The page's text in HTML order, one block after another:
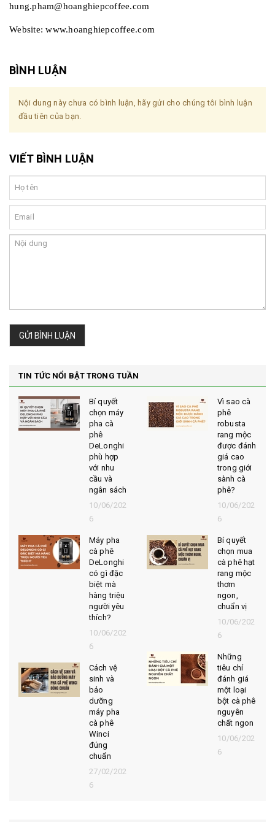
hung.pham@hoanghiepcoffee.com
Website: www.hoanghiepcoffee.com
BÌNH LUẬN
Nội dung này chưa có bình luận, hãy gửi cho chúng tôi bình luận
đầu tiên của bạn.
VIẾT BÌNH LUẬN
GỬI BÌNH LUẬN
TIN TỨC NỔI BẬT TRONG TUẦN
Bí quyết
chọn máy
pha cà
phê
DeLonghi
phù hợp
với nhu
cầu và
ngân sách
10/06/202
6
Máy pha
cà phê
DeLonghi
có gì đặc
biệt mà
hàng triệu
người yêu
thích?
10/06/202
6
Cách vệ
sinh và
bảo
dưỡng
máy pha
cà phê
Winci
đúng
chuẩn
27/02/202
6
Vì sao cà
phê
robusta
rang mộc
được đánh
giá cao
trong giới
sành cà
phê?
10/06/202
6
Bí quyết
chọn mua
cà phê hạt
rang mộc
thơm
ngon,
chuẩn vị
10/06/202
6
Những
tiêu chí
đánh giá
một loại
bột cà phê
nguyên
chất ngon
10/06/202
6